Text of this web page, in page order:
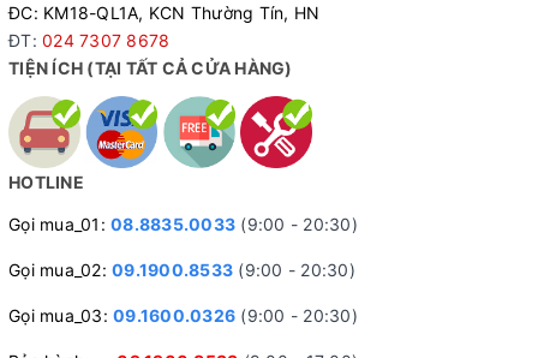
ĐC: KM18-QL1A, KCN Thường Tín, HN
ĐT: 024 7307 8678
TIỆN ÍCH (TẠI TẤT CẢ CỬA HÀNG)
HOTLINE
Gọi mua_01: 08.8835.0033 (9:00 - 20:30)
Gọi mua_02: 09.1900.8533 (9:00 - 20:30)
Gọi mua_03: 09.1600.0326 (9:00 - 20:30)